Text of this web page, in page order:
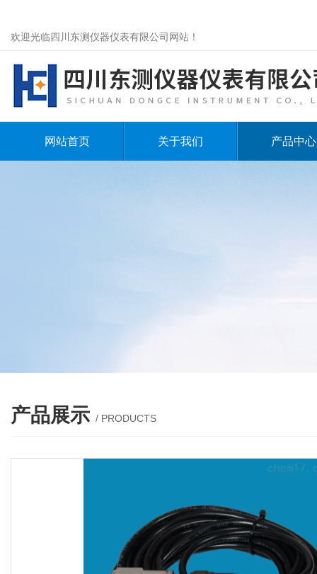
欢迎光临四川东测仪器仪表有限公司网站！
网站首页 关于我们 产品中心
产品展示 / PRODUCTS